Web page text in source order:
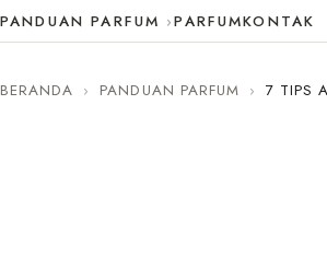
PANDUAN PARFUM PARFUMKONTAK
BERANDA › PANDUAN PARFUM › 7 TIPS